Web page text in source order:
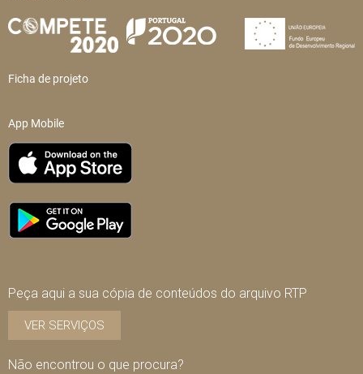
Ficha de projeto
App Mobile
Peça aqui a sua cópia de conteúdos do arquivo RTP
VER SERVIÇOS
Não encontrou o que procura?